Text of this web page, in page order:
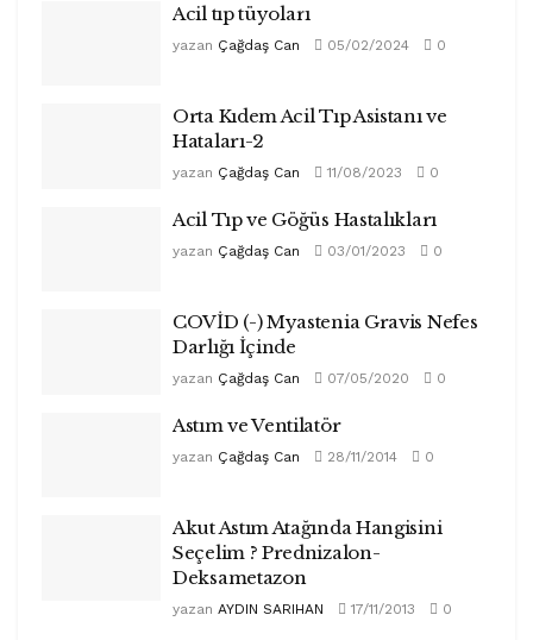
Acil tıp tüyoları
yazan Çağdaş Can 05/02/2024 0
Orta Kıdem Acil Tıp Asistanı ve
Hataları-2
yazan Çağdaş Can 11/08/2023 0
Acil Tıp ve Göğüs Hastalıkları
yazan Çağdaş Can 03/01/2023 0
COVİD (-) Myastenia Gravis Nefes
Darlığı İçinde
yazan Çağdaş Can 07/05/2020 0
Astım ve Ventilatör
yazan Çağdaş Can 28/11/2014 0
Akut Astım Atağında Hangisini
Seçelim ? Prednizalon-
Deksametazon
yazan AYDIN SARIHAN 17/11/2013 0